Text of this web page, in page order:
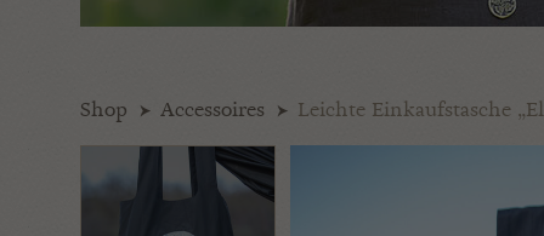
Shop Accessoires Leichte Einkaufstasche